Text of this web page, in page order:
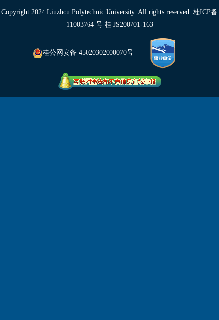
Copyright 2024 Liuzhou Polytechnic University. All rights reserved. 桂ICP备
11003764 号 桂 JS200701-163
桂公网安备 45020302000070号